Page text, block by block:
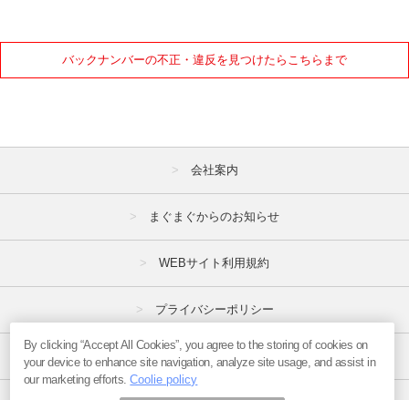
バックナンバーの不正・違反を見つけたらこちらまで
2021年
8月
5月
7月 8月 9月
10月 11月
会社案内
まぐまぐからのお知らせ
WEBサイト利用規約
プライバシーポリシー
特定商取引法
By clicking “Accept All Cookies”, you agree to the storing of cookies on
your device to enhance site navigation, analyze site usage, and assist in
our marketing efforts.Coolie policy